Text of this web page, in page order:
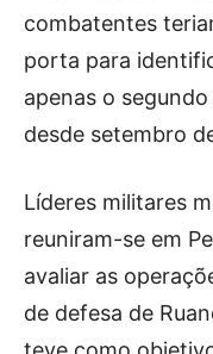
combatentes
porta para
apenas o
desde setembro
Líderes militares
reuniram-se em
avaliar as
de defesa de